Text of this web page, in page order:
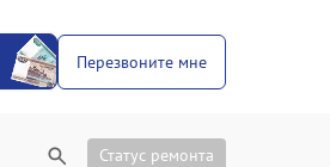
Перезвоните мне
Статус ремонта